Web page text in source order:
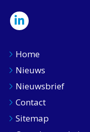
Home
Nieuws
Nieuwsbrief
Contact
Sitemap